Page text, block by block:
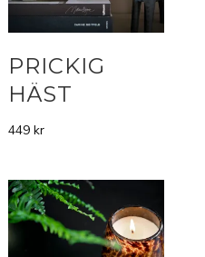
PRICKIG
HÄST
449kr